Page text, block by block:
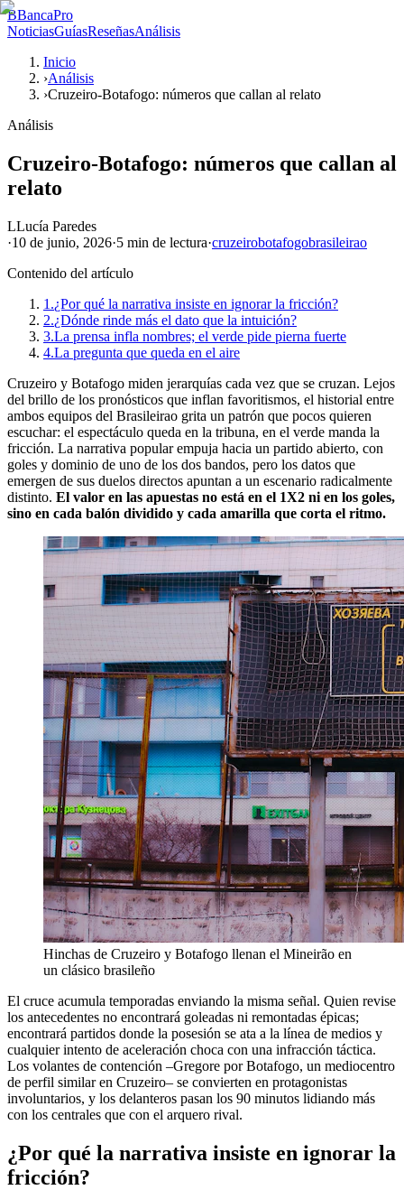
BBancaPro
NoticiasGuíasReseñasAnálisis
Inicio
›Análisis
›Cruzeiro-Botafogo: números que callan al relato
Análisis
Cruzeiro-Botafogo: números que callan al
relato
LLucía Paredes
·10 de junio, 2026·5 min de lectura·cruzeirobotafogobrasileirao
Contenido del artículo
1.¿Por qué la narrativa insiste en ignorar la fricción?
2.¿Dónde rinde más el dato que la intuición?
3.La prensa infla nombres; el verde pide pierna fuerte
4.La pregunta que queda en el aire
Cruzeiro y Botafogo miden jerarquías cada vez que se cruzan. Lejos
del brillo de los pronósticos que inflan favoritismos, el historial entre
ambos equipos del Brasileirao grita un patrón que pocos quieren
escuchar: el espectáculo queda en la tribuna, en el verde manda la
fricción. La narrativa popular empuja hacia un partido abierto, con
goles y dominio de uno de los dos bandos, pero los datos que
emergen de sus duelos directos apuntan a un escenario radicalmente
distinto. El valor en las apuestas no está en el 1X2 ni en los goles,
sino en cada balón dividido y cada amarilla que corta el ritmo.
Hinchas de Cruzeiro y Botafogo llenan el Mineirão en
un clásico brasileño
El cruce acumula temporadas enviando la misma señal. Quien revise
los antecedentes no encontrará goleadas ni remontadas épicas;
encontrará partidos donde la posesión se ata a la línea de medios y
cualquier intento de aceleración choca con una infracción táctica.
Los volantes de contención –Gregore por Botafogo, un mediocentro
de perfil similar en Cruzeiro– se convierten en protagonistas
involuntarios, y los delanteros pasan los 90 minutos lidiando más
con los centrales que con el arquero rival.
¿Por qué la narrativa insiste en ignorar la
fricción?